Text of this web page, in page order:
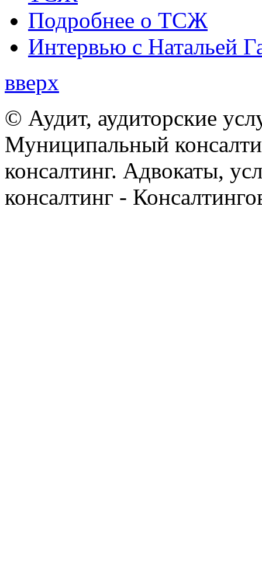
Подробнее о ТСЖ
Интервью с Натальей
вверх
© Аудит, аудиторские
Муниципальный
консалтинг. Адвокаты,
консалтинг -